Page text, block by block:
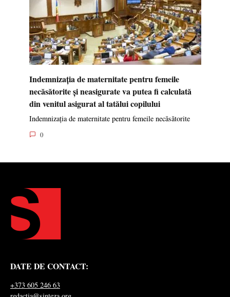
Indemnizația de maternitate pentru femeile
necăsătorite și neasigurate va putea fi calculată
din venitul asigurat al tatălui copilului
Indemnizația de maternitate pentru femeile necăsătorite
0
DATE DE CONTACT:
+373 605 246 63